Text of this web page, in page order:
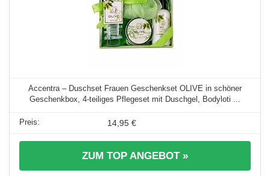
Accentra – Duschset Frauen Geschenkset OLIVE in schöner
Geschenkbox, 4-teiliges Pflegeset mit Duschgel, Bodyloti ...
14,95 €
ZUM TOP ANGEBOT »